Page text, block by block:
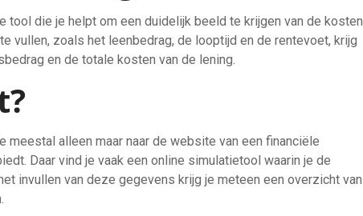
tool die je helpt om een duidelijk beeld te krijgen van de kosten
vullen, zoals het leenbedrag, de looptijd en de rentevoet, krijg
en de totale kosten van de lening.
meestal alleen maar naar de website van een financiële
Daar vind je vaak een online simulatietool waarin je de
invullen van deze gegevens krijg je meteen een overzicht van